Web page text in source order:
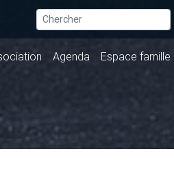
Agenda Espace famille